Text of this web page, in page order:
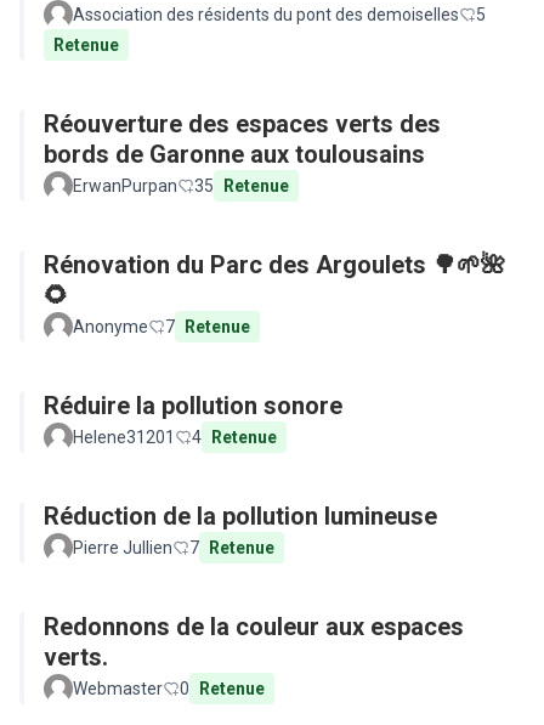
Association des résidents du pont des demoiselles
5
Retenue
Réouverture des espaces verts des
bords de Garonne aux toulousains
ErwanPurpan 35 Retenue
Rénovation du Parc des Argoulets 🌳🌱🌺
🌻
Anonyme 7 Retenue
Réduire la pollution sonore
Helene31201 4 Retenue
Réduction de la pollution lumineuse
Pierre Jullien 7 Retenue
Redonnons de la couleur aux espaces
verts.
Webmaster 0 Retenue